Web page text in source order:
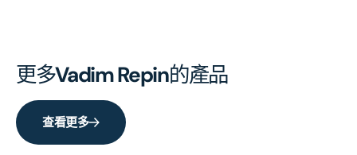
更多Vadim Repin的產品
查看更多